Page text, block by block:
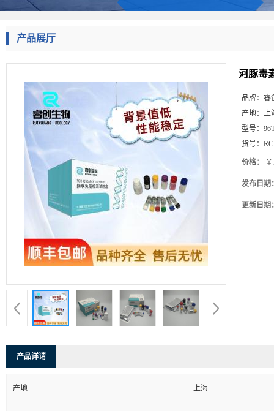
产品展厅
河豚毒
品牌： 睿
产地： 上
型号：
货号：
价格：
发布日期
更新日期
产品详请
产地 上海